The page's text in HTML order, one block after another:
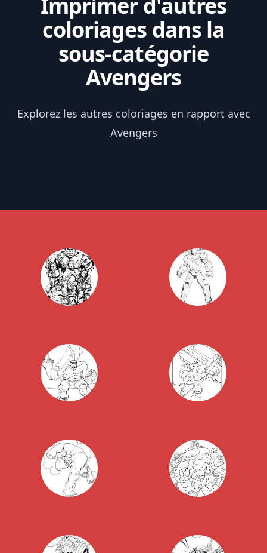
coloriages dans la
sous-catégorie
Avengers
Explorez les autres coloriages en rapport avec
Avengers